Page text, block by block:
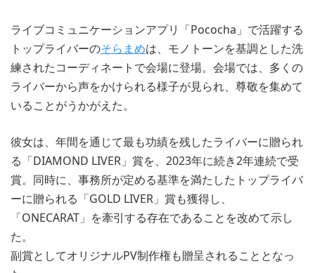
ライブコミュニケーションアプリ「Pococha」で活躍する
トップライバーのそらまめは、モノトーンを基調とした洗
練されたコーディネートで会場に登場。会場では、多くの
ライバーから声をかけられる様子が見られ、尊敬を集めて
いることがうかがえた。
彼女は、年間を通じて最も功績を残したライバーに贈られ
る「DIAMOND LIVER」賞を、2023年に続き2年連続で受
賞。同時に、事務所が定める基準を満たしたトップライバ
ーに贈られる「GOLD LIVER」賞も獲得し、
「ONECARAT」を牽引する存在であることを改めて示し
た。
副賞としてオリジナルPV制作権も贈呈されることとなっ